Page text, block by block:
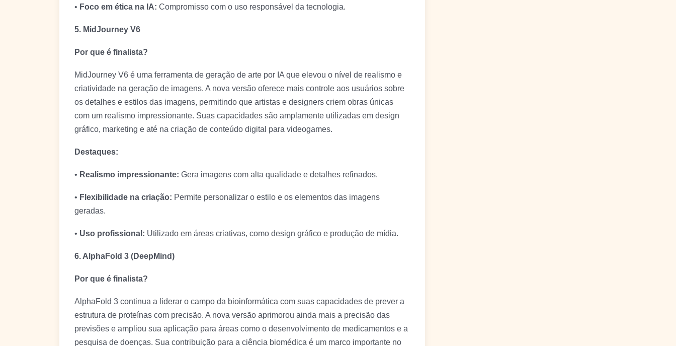
• Foco em ética na IA: Compromisso com o uso responsável da tecnologia.
5. MidJourney V6
Por que é finalista?
MidJourney V6 é uma ferramenta de geração de arte por IA que elevou o nível de realismo e
criatividade na geração de imagens. A nova versão oferece mais controle aos usuários sobre
os detalhes e estilos das imagens, permitindo que artistas e designers criem obras únicas
com um realismo impressionante. Suas capacidades são amplamente utilizadas em design
gráfico, marketing e até na criação de conteúdo digital para videogames.
Destaques:
• Realismo impressionante: Gera imagens com alta qualidade e detalhes refinados.
• Flexibilidade na criação: Permite personalizar o estilo e os elementos das imagens
geradas.
• Uso profissional: Utilizado em áreas criativas, como design gráfico e produção de mídia.
6. AlphaFold 3 (DeepMind)
Por que é finalista?
AlphaFold 3 continua a liderar o campo da bioinformática com suas capacidades de prever a
estrutura de proteínas com precisão. A nova versão aprimorou ainda mais a precisão das
previsões e ampliou sua aplicação para áreas como o desenvolvimento de medicamentos e a
pesquisa de doenças. Sua contribuição para a ciência biomédica é um marco importante no